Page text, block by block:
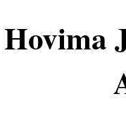
Hovima